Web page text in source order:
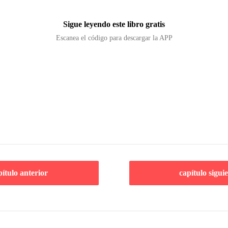
Sigue leyendo este libro gratis
Escanea el código para descargar la APP
anterior capítulo